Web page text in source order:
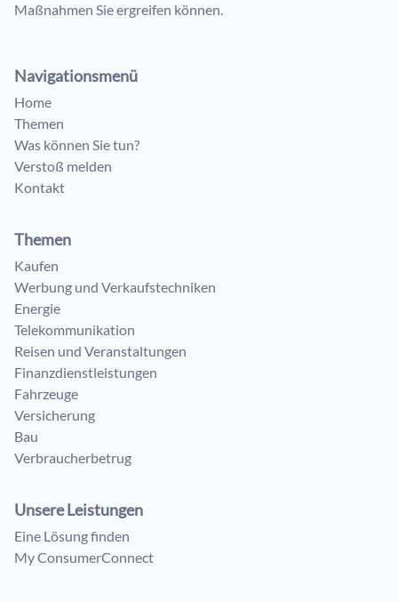
Maßnahmen Sie ergreifen können.
Navigationsmenü
Home
Themen
Was können Sie tun?
Verstoß melden
Kontakt
Themen
Kaufen
Werbung und Verkaufstechniken
Energie
Telekommunikation
Reisen und Veranstaltungen
Finanzdienstleistungen
Fahrzeuge
Versicherung
Bau
Verbraucherbetrug
Unsere Leistungen
Eine Lösung finden
My ConsumerConnect